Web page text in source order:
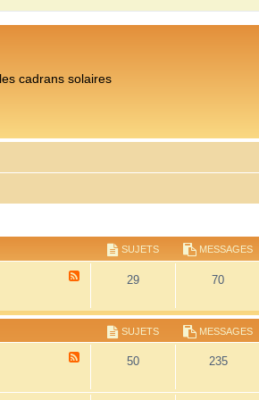
cadrans solaires
SUJETS MESSAGES
x
29 70
SUJETS MESSAGES
x
50 235